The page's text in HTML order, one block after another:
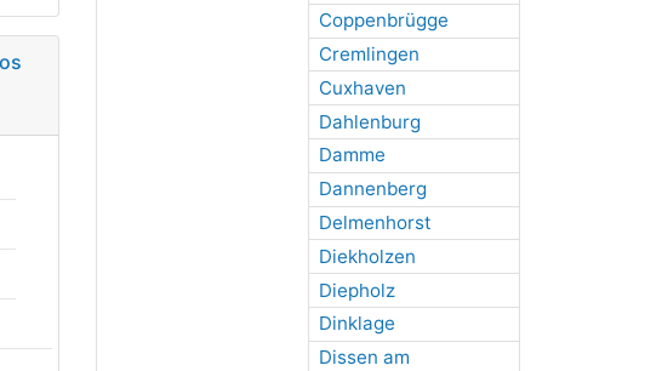
Coppenbrügge
Cremlingen
Cuxhaven
Dahlenburg
Damme
Dannenberg
Delmenhorst
Diekholzen
Diepholz
Dinklage
Dissen am